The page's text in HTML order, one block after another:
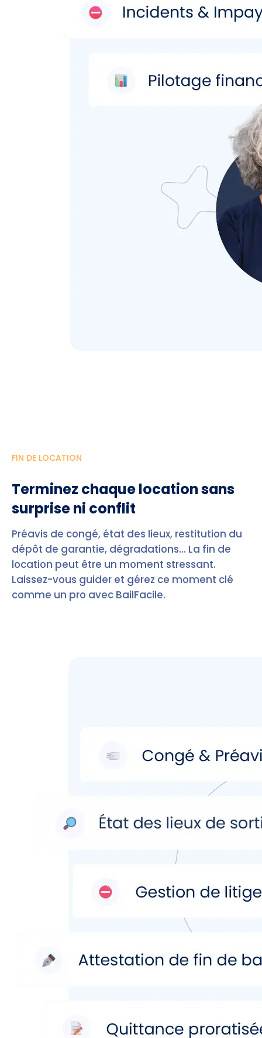
FIN DE LOCATION
Terminez chaque location sans
surprise ni conflit
Préavis de congé, état des lieux, restitution du
dépôt de garantie, dégradations... La fin de
location peut être un moment stressant.
Laissez-vous guider et gérez ce moment clé
comme un pro avec BailFacile.